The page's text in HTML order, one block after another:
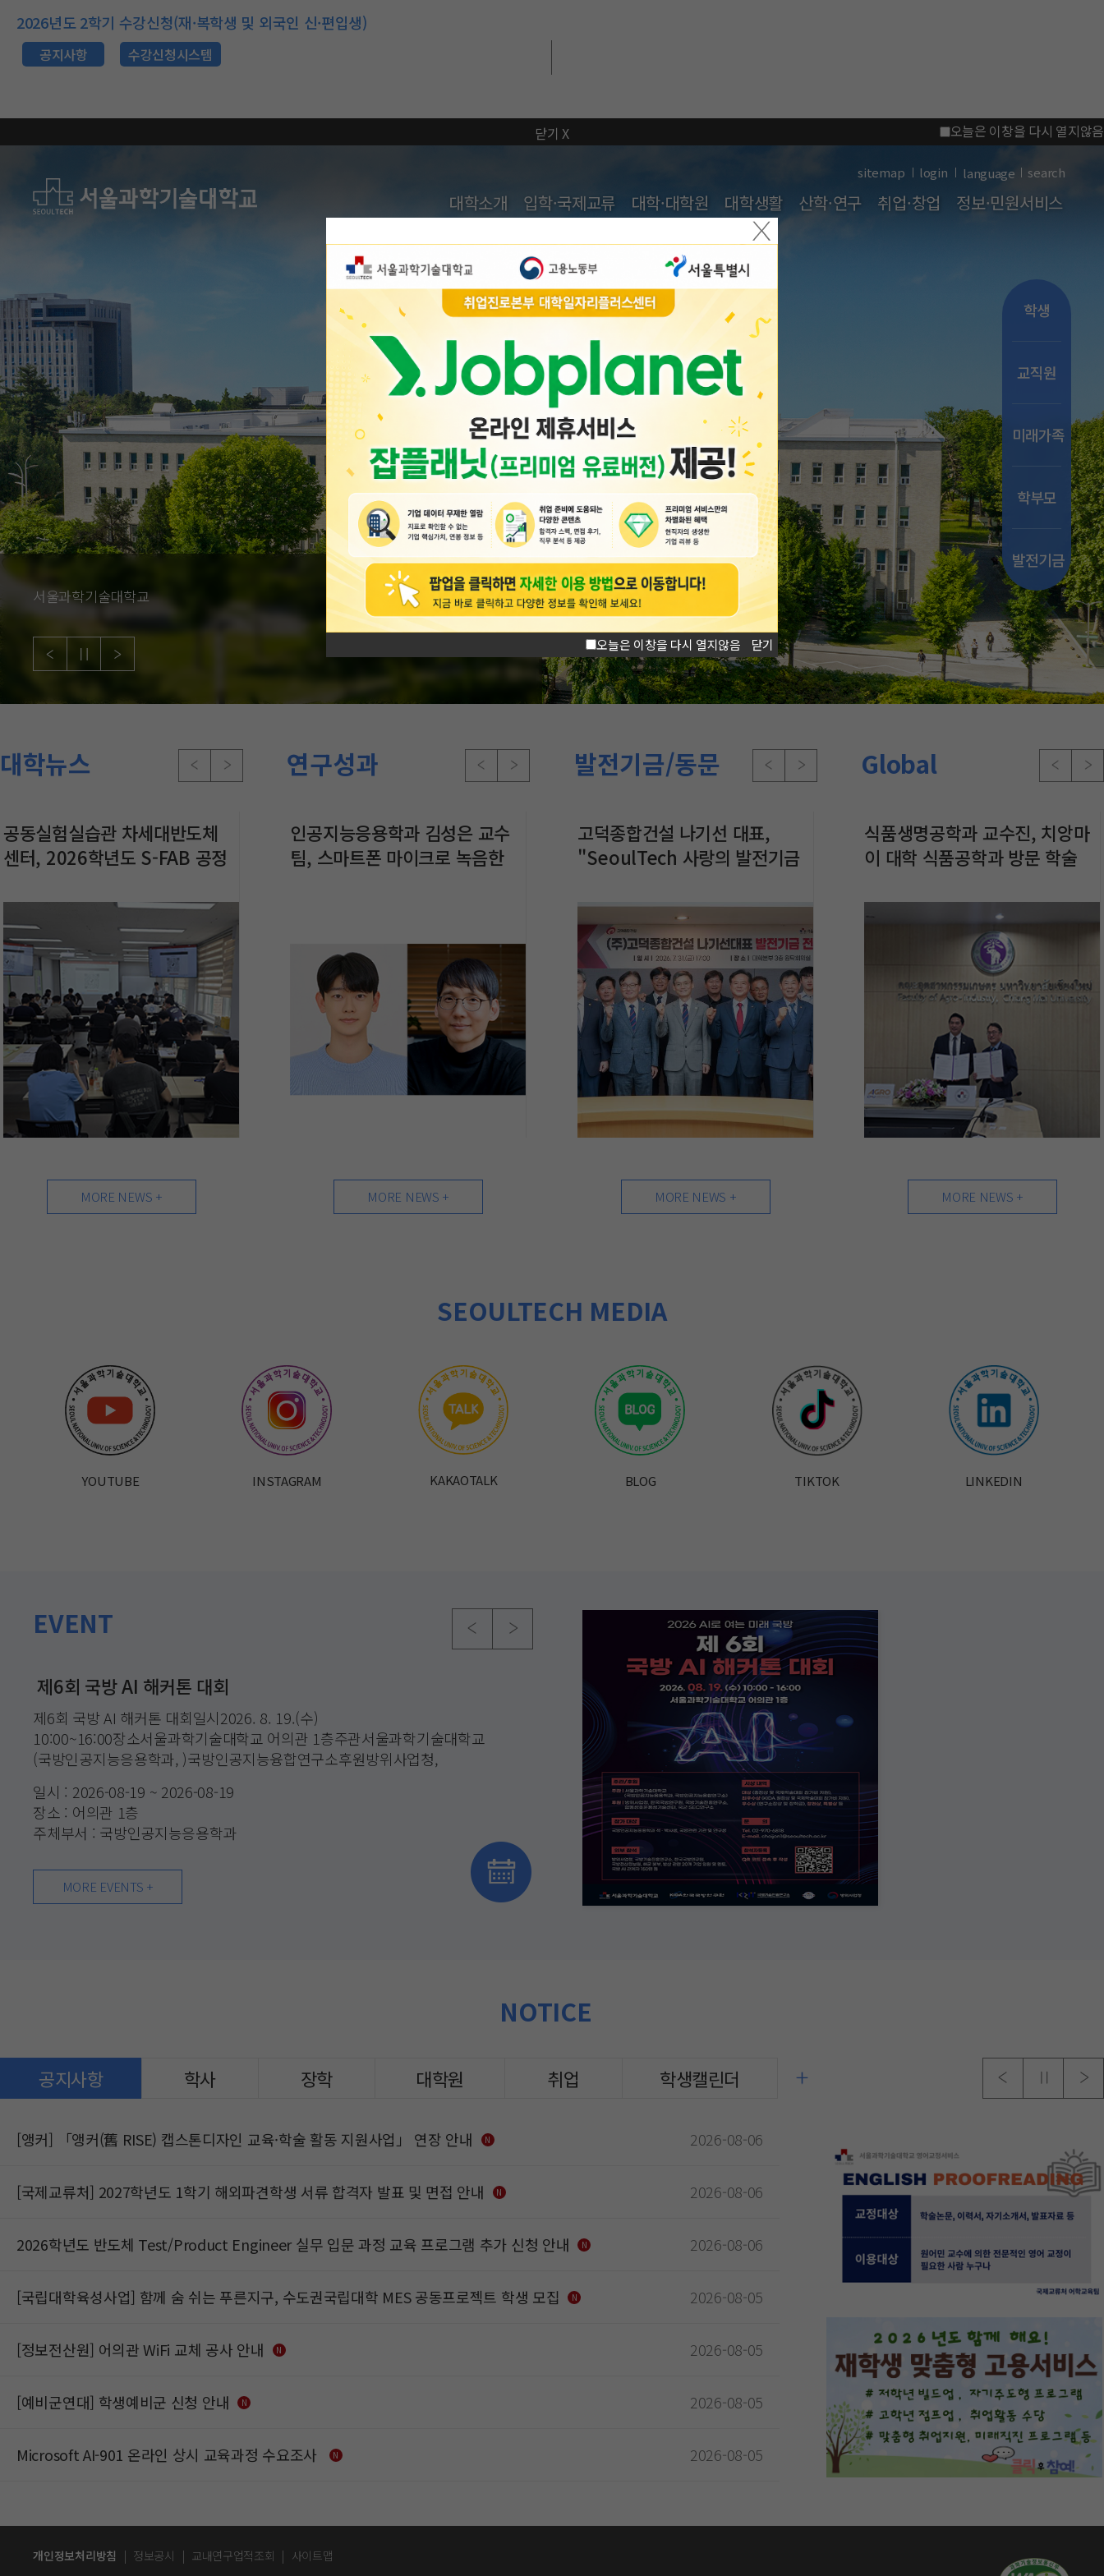
오늘은 이창을 다시 열지않음
2026년도 2학기 수강신청(재·복학생 및 외국인 신·편입생)
공지사항 수강신청시스템
오늘은 이창을 다시 열지않음
sitemap login search
대학소개 입학·국제교류 대학·대학원 대학생활 산학·연구 취업·창업 정보·민원서비스
학생
교직원
미래가족
학부모
발전기금
서울과학기술대학교
대학뉴스
공동실험실습관 차세대반도체
센터, 2026학년도 S-FAB 공정
서울과학기술대학교, AI 시대
선도할 ‘ST-AX 얼라이언스’ 공
인액터스 서울과기대 팀,
‘2026 Enactus Korea
Early Stage 부문 초대 우승
반도체소부장 혁신융합대학사
업단, 재학생 50명과 「제5회
성료
서울과기대-서울
결… 대학 AI 인
MORE NEWS +
연구성과
지능형반도체공학과 NDI연구
실 이지윤 석사과정생, IEEE
Grant 수상
인공지능응용학과 김성은 교수
팀, 스마트폰 마이크로 녹음한
조형예술학과 염지혜 교수, 아
트스페이스 뮤지엄헤드에서 개
𝙃𝙤𝙡𝙚𝙃𝙤𝙡𝙚𝙃𝙤𝙡𝙚》 개최
스포츠과학과 김영호 교수,
Asian South-Pacific
Psychology(ASPASP) 회장
재선출
스포츠과
팀, ‘제10
MORE NEWS +
발전기금/동문
경영학과 김진영 동문, 포브스
아시아 ‘2026년 30 Under 30
고덕종합건설 나기선 대표,
"SeoulTech 사랑의 발전기금
대한기계설비건설협회,
"SeoulTech 사랑의 발전기금
재
사랑
MORE NEWS +
Global
식품생명공학과, 벨기에 대사관
&농식품 클러스터 와그랄림과
식품생명공학과 교수진, 치앙마
이 대학 식품공학과 방문 학술
MORE NEWS +
SEOULTECH MEDIA
YOUTUBE INSTAGRAM KAKAOTALK BLOG TIKTOK LINKEDIN
EVENT
제6회 국방 AI 해커톤 대회
제6회 국방 AI 해커톤 대회일시2026. 8. 19.(수)
10:00~16:00장소서울과학기술대학교 어의관 1층주관서울과학기술대학교
(국방인공지능응용학과, )국방인공지능융합연구소후원방위사업청,
SEC연구소참가 대상국방인공지능응용학과 석·박사생, 국방 관련 기관 및
연구생외부 참석방위사업청, 국방기술진흥연구소, 한국국방연구원,
국방전산정보원, 해군 본부, 방산 관련 20개 기업 임원 및 멘토, 국방 AI 관계자
일시 : 2026-08-19 ~ 2026-08-19
장소 : 어의관 1층
주체부서 : 국방인공지능응용학과
2026학년도 반도체 Test/Product Engineer 실무 입문 과정 교육 프로그램
2026학년도 반도체 Test/Product Engineer 실무 입문 과정 교육 프로그램 1. 교육
사항1) 교육기간 : 2026. 8. 10. (월) ~ 8. 14. (금) 09:00~17:00 (점심시간 1시간
포함)2) 주요내용 : 국내 대기업 출신 객원교수의 산업 현장 중심 강의로 반도체
SRAM·MBIST·Analog·High-Speed I/O Test 이론(1일)과 Teradyne U...
일시 : 2026-08-10 ~ 2026-08-14
장소 : 상상관 624호
주체부서 : 공동실험실습관
2026학년도 ST강의실 사용자 만족도 조사
※ 상세 안내: 서울과학기술대학교 - 정보·민원서비스 - 대학정보알림 -
대학공지사항 - 상세내용 ← 클릭하면 바로 연결
일시 : 2026-07-23 ~ 2026-08-05
장소 : 온라인
주체부서 : 교수학습개발센터
[미래 이후 연구소]《주인의 눈: 인공지능의 사회사》 출간 기념 국제 웹 세미나
미래이후연구소가 “AI와 노동” 관련 2026년 세 번째 국제 웹 세미나 행사를
도서출판 동녘과 함께 기획해 진행합니다. 마테오 파스퀴넬리 교수의 《주인의 눈:
인공지능의 사회사》 국내 번역본 출간을 기념한 국제 웨비나 패널 강연과 패널
과 함께, 이번 파스퀴넬리의 저서 《주인의 눈: 인공지능의 사회사》는AI
노동연구의 탁월한 업적으로 기록됩니다. 국제적으로 주목받는 저자 파스퀴넬리의
온라인 강연과 AI를 인문사회적 비판연구의 틀로 ...
일시 : 2026-07-09 ~ 2026-07-09
장소 : 온라인 zoom
주체부서 : 미래 이후 연구소
[미래이후연구소] "플랫폼 AI 미디어 국면 비인간 노동 문제" 공동 학술 세미나 개최
미래 이후 연구소의 공동 기획 학술 행사를 안내드립니다.올해 연구소가 중요하게
바라보는 "AI와 노동" 문제를 또 다른 차원에서 비판학문적으로 다루는 공동 학술
행사입니다.연구소가 전체 논의 기획을 잡고, 해당 발표는 <문화/과학> 필진과
많은 관심과 참여 바랍니다.*******************************2026
한국언론정보학회 <AI·플랫폼 거버넌스위원회>기획세미나 "플랫폼 AI 미...
일시 : 2026-06-26 ~ 2026-06-26
장소 : 한국언론진흥재단 미디어교육원 강의실 '가온’
주체부서 : 미래 이후 연구소
2026 대학 교수·학습 및 혁신에 관한 설문조사
※ 상세 안내: 서울과학기술대학교 - 정보·민원서비스 - 대학정보알림 -
대학공지사항 - 상세내용 ← 클릭하면 바로 연결
일시 : 2026-06-18 ~ 2026-07-31
장소 : 온라인
주체부서 : 교수학습개발센터
"서울과기대"역에 투표해주세요!
동북선 113정거장 역명 선정,서울과기대의 이름에 지금 투표해주세요! 💙👍
투표하고📲 공유하고🚆 서울과기대역을 함께 만들어가요!✅ 투표 기간: ~7.13.까지
✅ 투표 방법: 노원구청 홈페이지>>소통참여-온라인접수-설문조사 ➡️➡️ 노원구청
일시 : 2026-06-15 ~ 2026-07-13
장소 : 노원구청 홈페이지
주체부서 : 서울과학기술대학교
[교수학습개발센터]2026학년도 1차 러닝에이아이(AI자격-KT AICE) 참여 안내
▲ 포스터를 클릭하면 해당 공지사항으로 연결됩니다. 교수학습개발센터에서는
"2026학년도 1차 러닝에이아이(AI자격-KT AICE)" 참여자를 모집합니다.관심 있는
재학생 여러분께서는 많은 신청 바랍니다.※ 자세한 내용은 위의 포스터를
대한 이해를 바탕으로 데이터 분석 및 AI모델링 등의 교육을 통해 미래 사회에
능동적으로 대응할 수 있는 디지털 역량을 강화하는 교육 프로그램 2. 대상: 본교
학부생(휴학생 제외) 선착순 35명 ※ 오프...
일시 : 2026-06-01 ~ 2026-06-08
장소 : 패스트캠퍼스, 중앙도서관 ST아트홀
주체부서 : 교수학습개발센터
MORE EVENTS +
NOTICE
공지사항
[앵커] 「앵커(舊 RISE) 캡스톤디자인 교육·학술 활동 지원사업」 연장 안내 N 2026-08-06
[국제교류처] 2027학년도 1학기 해외파견학생 서류 합격자 발표 및 면접 안내 N 2026-08-06
2026학년도 반도체 Test/Product Engineer 실무 입문 과정 교육 프로그램 추가 신청 안내 N 2026-08-06
[국립대학육성사업] 함께 숨 쉬는 푸른지구, 수도권국립대학 MES 공동프로젝트 학생 모집 N 2026-08-05
[정보전산원] 어의관 WiFi 교체 공사 안내 N 2026-08-05
[예비군연대] 학생예비군 신청 안내 N 2026-08-05
Microsoft AI-901 온라인 상시 교육과정 수요조사 N 2026-08-05
학사 장학 대학원 취업 학생캘린더
개인정보처리방침 | 정보공시 | 교내연구업적조회 | 사이트맵